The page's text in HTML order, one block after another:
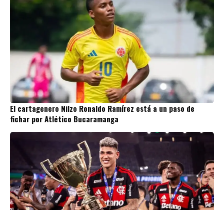
El cartagenero Nilzo Ronaldo Ramírez está a un paso de
fichar por Atlético Bucaramanga